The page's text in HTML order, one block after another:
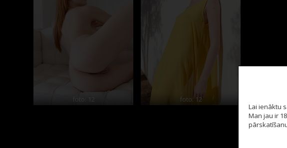
Lai ienāktu
Man jau ir
foto: 12